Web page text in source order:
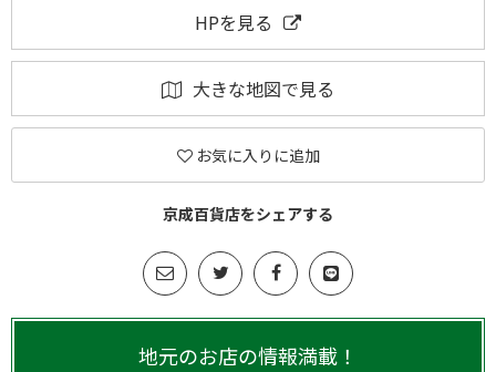
HPを見る
大きな地図で見る
お気に入りに追加
京成百貨店をシェアする
地元のお店の情報満載！